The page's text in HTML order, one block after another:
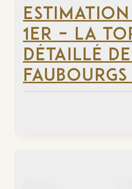
1ER – LA
DÉTAILLÉ